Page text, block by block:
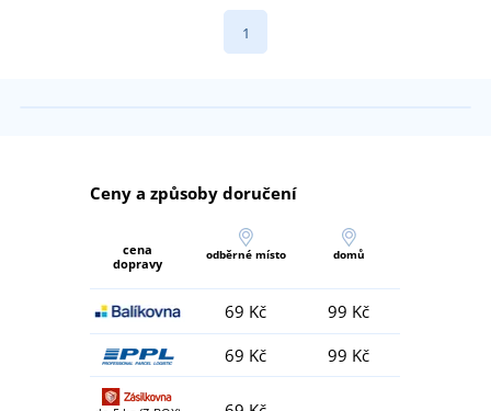
1
Ceny a způsoby doručení
cena
dopravy
odběrné místo domů
69 Kč
99 Kč
69 Kč
99 Kč